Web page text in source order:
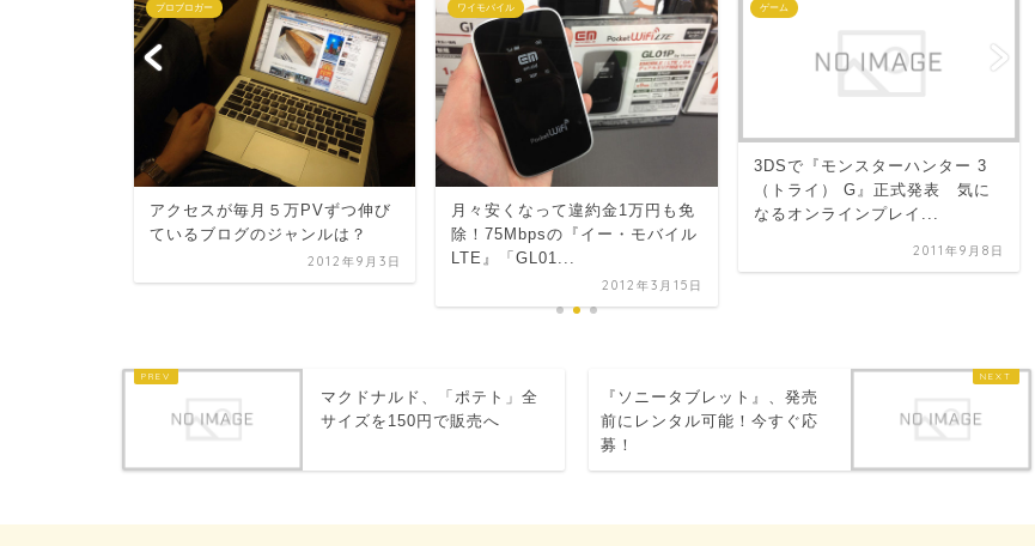
プロブロガー
アクセスが毎月５万PVずつ伸び
ているブログのジャンルは？
2012年9月3日
ワイモバイル
月々安くなって違約金1万円も免
除！75Mbpsの『イー・モバイル
LTE』「GL01...
2012年3月15日
ゲーム
3DSで『モンスターハンター 3
（トライ） G』正式発表 気に
なるオンラインプレイ...
2011年9月8日
マクドナルド、「ポテト」全
サイズを150円で販売へ
『ソニータブレット』、発売
前にレンタル可能！今すぐ応
募！